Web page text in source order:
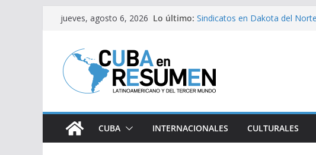
Saltar
contenido
jueves, agosto 6, 2026 Lo último: Caídas del SEN son
medicamentos esenciales
Brasil retira a embajador y
CUBA INTERNACIONALES CULTURALES